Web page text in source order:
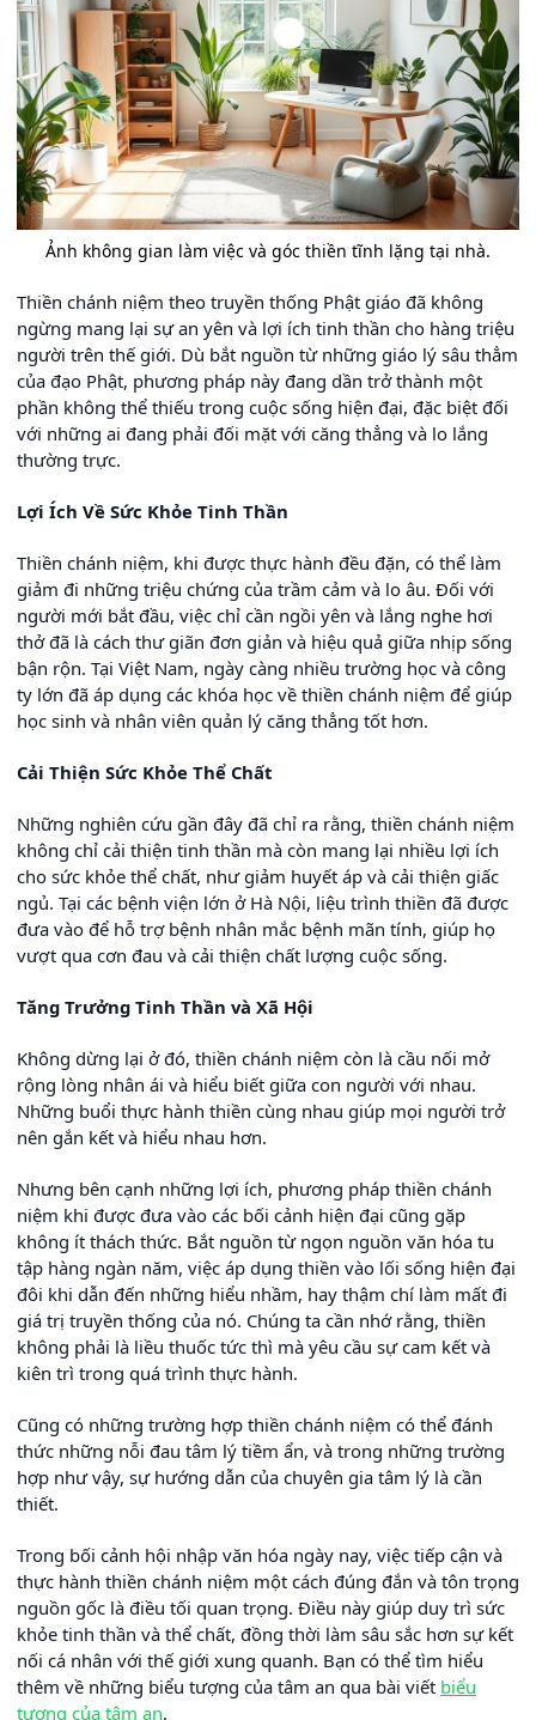
Ảnh không gian làm việc và góc thiền tĩnh lặng tại nhà.
Thiền chánh niệm theo truyền thống Phật giáo đã không
ngừng mang lại sự an yên và lợi ích tinh thần cho hàng triệu
người trên thế giới. Dù bắt nguồn từ những giáo lý sâu thẳm
của đạo Phật, phương pháp này đang dần trở thành một
phần không thể thiếu trong cuộc sống hiện đại, đặc biệt đối
với những ai đang phải đối mặt với căng thẳng và lo lắng
thường trực.
Lợi Ích Về Sức Khỏe Tinh Thần
Thiền chánh niệm, khi được thực hành đều đặn, có thể làm
giảm đi những triệu chứng của trầm cảm và lo âu. Đối với
người mới bắt đầu, việc chỉ cần ngồi yên và lắng nghe hơi
thở đã là cách thư giãn đơn giản và hiệu quả giữa nhịp sống
bận rộn. Tại Việt Nam, ngày càng nhiều trường học và công
ty lớn đã áp dụng các khóa học về thiền chánh niệm để giúp
học sinh và nhân viên quản lý căng thẳng tốt hơn.
Cải Thiện Sức Khỏe Thể Chất
Những nghiên cứu gần đây đã chỉ ra rằng, thiền chánh niệm
không chỉ cải thiện tinh thần mà còn mang lại nhiều lợi ích
cho sức khỏe thể chất, như giảm huyết áp và cải thiện giấc
ngủ. Tại các bệnh viện lớn ở Hà Nội, liệu trình thiền đã được
đưa vào để hỗ trợ bệnh nhân mắc bệnh mãn tính, giúp họ
vượt qua cơn đau và cải thiện chất lượng cuộc sống.
Tăng Trưởng Tinh Thần và Xã Hội
Không dừng lại ở đó, thiền chánh niệm còn là cầu nối mở
rộng lòng nhân ái và hiểu biết giữa con người với nhau.
Những buổi thực hành thiền cùng nhau giúp mọi người trở
nên gắn kết và hiểu nhau hơn.
Nhưng bên cạnh những lợi ích, phương pháp thiền chánh
niệm khi được đưa vào các bối cảnh hiện đại cũng gặp
không ít thách thức. Bắt nguồn từ ngọn nguồn văn hóa tu
tập hàng ngàn năm, việc áp dụng thiền vào lối sống hiện đại
đôi khi dẫn đến những hiểu nhầm, hay thậm chí làm mất đi
giá trị truyền thống của nó. Chúng ta cần nhớ rằng, thiền
không phải là liều thuốc tức thì mà yêu cầu sự cam kết và
kiên trì trong quá trình thực hành.
Cũng có những trường hợp thiền chánh niệm có thể đánh
thức những nỗi đau tâm lý tiềm ẩn, và trong những trường
hợp như vậy, sự hướng dẫn của chuyên gia tâm lý là cần
thiết.
Trong bối cảnh hội nhập văn hóa ngày nay, việc tiếp cận và
thực hành thiền chánh niệm một cách đúng đắn và tôn trọng
nguồn gốc là điều tối quan trọng. Điều này giúp duy trì sức
khỏe tinh thần và thể chất, đồng thời làm sâu sắc hơn sự kết
nối cá nhân với thế giới xung quanh. Bạn có thể tìm hiểu
thêm về những biểu tượng của tâm an qua bài viết biểu
tượng của tâm an.